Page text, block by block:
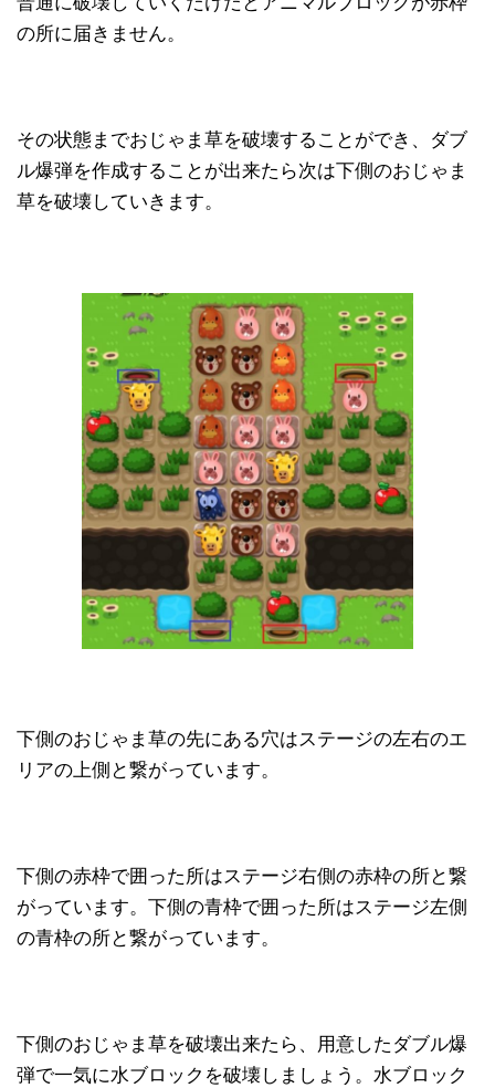
の所に届きません。
その状態までおじゃま草を破壊することができ、ダブ
ル爆弾を作成することが出来たら次は下側のおじゃま
草を破壊していきます。
下側のおじゃま草の先にある穴はステージの左右のエ
リアの上側と繋がっています。
下側の赤枠で囲った所はステージ右側の赤枠の所と繋
がっています。下側の青枠で囲った所はステージ左側
の青枠の所と繋がっています。
下側のおじゃま草を破壊出来たら、用意したダブル爆
弾で一気に水ブロックを破壊しましょう。水ブロック